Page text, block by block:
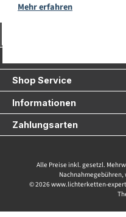
Mehr erfahren
Shop Service
Informationen
Zahlungsarten
Alle Preise inkl. gesetzl.
© 2026 www.lichterketten-